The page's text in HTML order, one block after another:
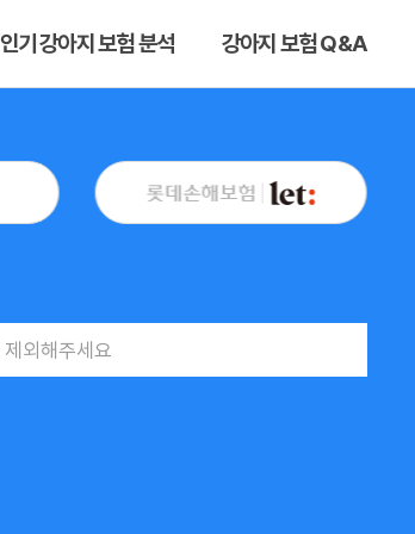
인기 강아지 보험 분석 강아지 보험 Q&A